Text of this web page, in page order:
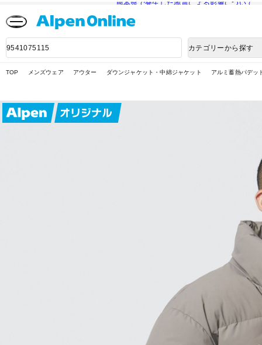
熊本県で発生した地震による影響について
品
検
カテゴリーから探す
TOP メンズウェア アウター ダウンジャケット・中綿ジャケット アルミ蓄熱パデッ